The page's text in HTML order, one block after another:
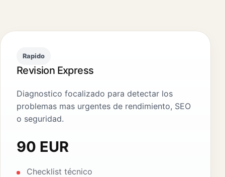
Rapido
Revision Express
Diagnostico focalizado para detectar los
problemas mas urgentes de rendimiento, SEO
o seguridad.
90 EUR
Checklist técnico